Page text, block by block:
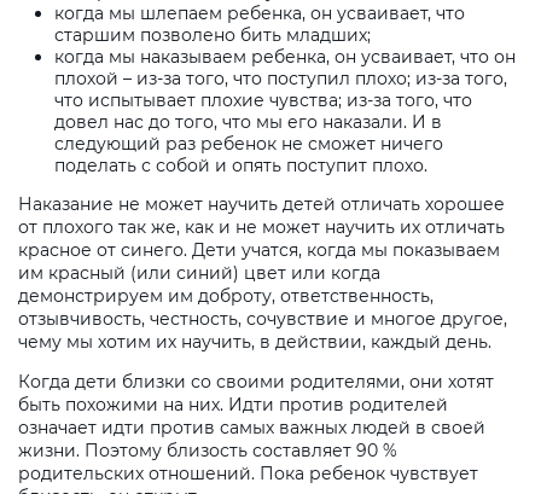
когда мы шлепаем ребенка, он усваивает, что
старшим позволено бить младших;
когда мы наказываем ребенка, он усваивает, что он
плохой – из-за того, что поступил плохо; из-за того,
что испытывает плохие чувства; из-за того, что
довел нас до того, что мы его наказали. И в
следующий раз ребенок не сможет ничего
поделать с собой и опять поступит плохо.
Наказание не может научить детей отличать хорошее
от плохого так же, как и не может научить их отличать
красное от синего. Дети учатся, когда мы показываем
им красный (или синий) цвет или когда
демонстрируем им доброту, ответственность,
отзывчивость, честность, сочувствие и многое другое,
чему мы хотим их научить, в действии, каждый день.
Когда дети близки со своими родителями, они хотят
быть похожими на них. Идти против родителей
означает идти против самых важных людей в своей
жизни. Поэтому близость составляет 90 %
родительских отношений. Пока ребенок чувствует